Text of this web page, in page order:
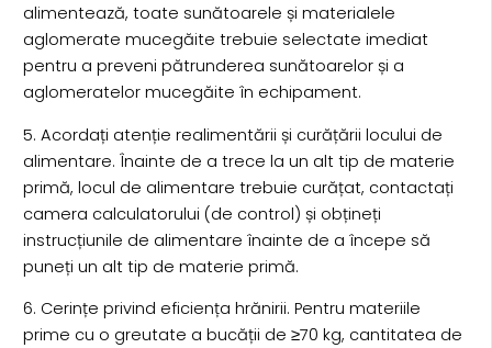
alimentează, toate sunătoarele și materialele
aglomerate mucegăite trebuie selectate imediat
pentru a preveni pătrunderea sunătoarelor și a
aglomeratelor mucegăite în echipament.
5. Acordați atenție realimentării și curățării locului de
alimentare. Înainte de a trece la un alt tip de materie
primă, locul de alimentare trebuie curățat, contactați
camera calculatorului (de control) și obțineți
instrucțiunile de alimentare înainte de a începe să
puneți un alt tip de materie primă.
6. Cerințe privind eficiența hrănirii. Pentru materiile
prime cu o greutate a bucății de ≥70 kg, cantitatea de